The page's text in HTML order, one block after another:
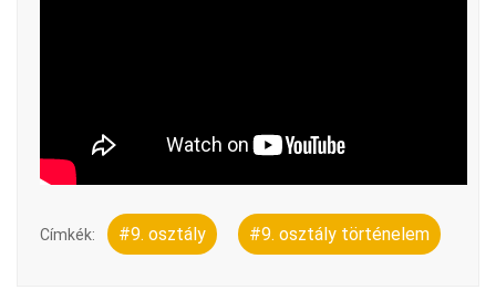
Címkék: #9. osztály #9. osztály történelem